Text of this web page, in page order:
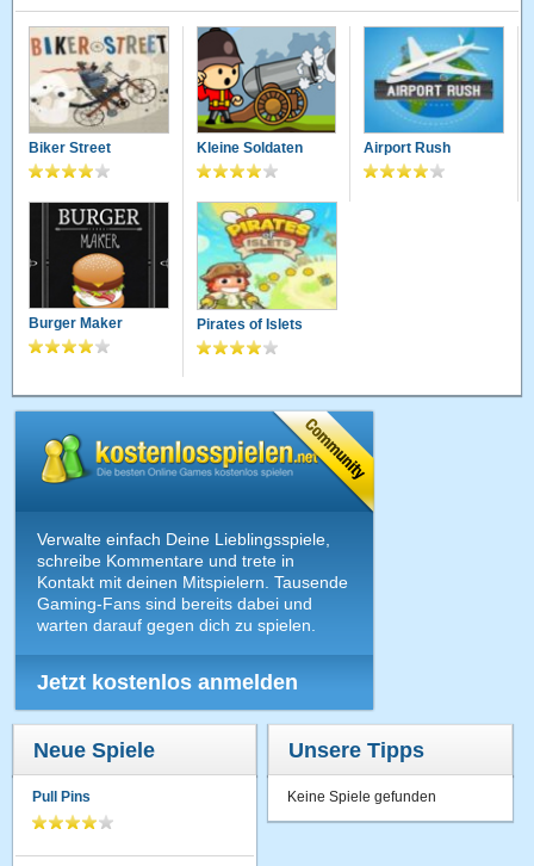
Biker Street Kleine Soldaten Airport Rush
Burger Maker Pirates of Islets
Verwalte einfach Deine Lieblingsspiele,
schreibe Kommentare und trete in
Kontakt mit deinen Mitspielern. Tausende
Gaming-Fans sind bereits dabei und
warten darauf gegen dich zu spielen.
Jetzt kostenlos anmelden
Neue Spiele
Pull Pins
Unsere Tipps
Keine Spiele gefunden